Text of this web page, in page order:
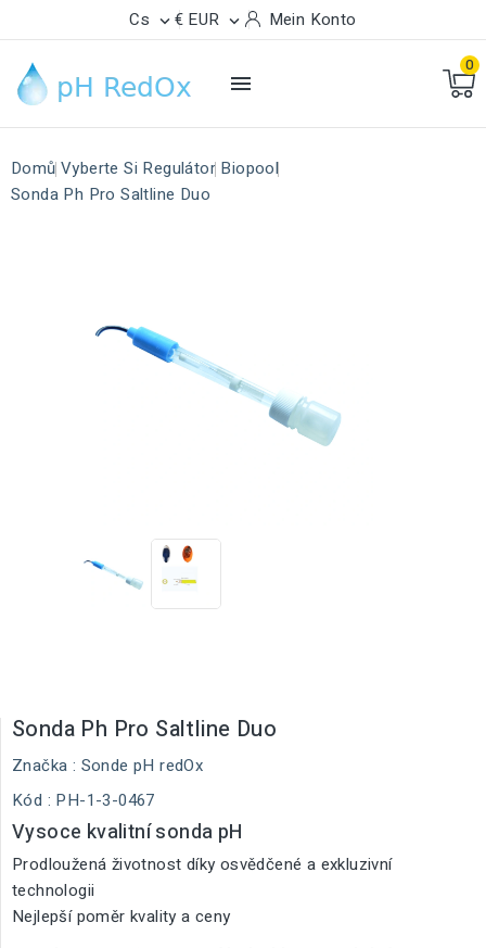
Cs  € EUR  Mein Konto

0
Domů Vyberte Si Regulátor Biopool
Sonda Ph Pro Saltline Duo
Sonda Ph Pro Saltline Duo
Značka : Sonde pH redOx
Kód : PH-1-3-0467
Vysoce kvalitní sonda pH
Prodloužená životnost díky osvědčené a exkluzivní
technologii
Nejlepší poměr kvality a ceny